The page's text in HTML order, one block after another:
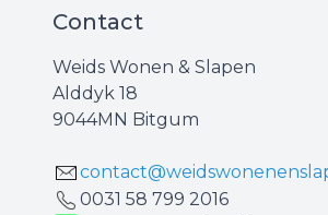
Contact
Weids Wonen & Slapen
Alddyk 18
9044MN Bitgum
0031 ‪58 799 2016‬